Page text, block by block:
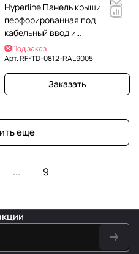
Hyperline Панель крыши
перфорированная под
кабельный ввод и
вентиляторы шкаф 800х1200
для шкафов TSR
Под заказ
Арт.RF-TD-0812-RAL9005
Заказать
еще
... 9